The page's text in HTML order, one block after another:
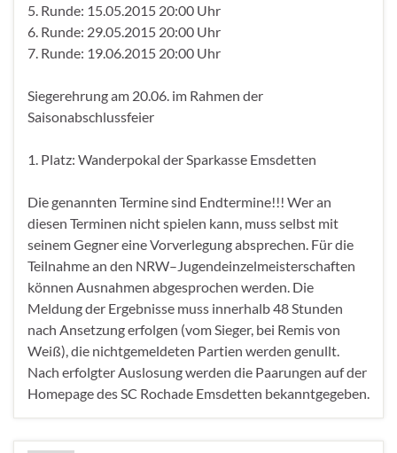
5. Runde: 15.05.2015 20:00 Uhr
6. Runde: 29.05.2015 20:00 Uhr
7. Runde: 19.06.2015 20:00 Uhr
Siegerehrung am 20.06. im Rahmen der
Saisonabschlussfeier
1. Platz: Wanderpokal der Sparkasse Emsdetten
Die genannten Termine sind Endtermine!!! Wer an
diesen Terminen nicht spielen kann, muss selbst mit
seinem Gegner eine Vorverlegung absprechen. Für die
Teilnahme an den NRW–Jugendeinzelmeisterschaften
können Ausnahmen abgesprochen werden. Die
Meldung der Ergebnisse muss innerhalb 48 Stunden
nach Ansetzung erfolgen (vom Sieger, bei Remis von
Weiß), die nichtgemeldeten Partien werden genullt.
Nach erfolgter Auslosung werden die Paarungen auf der
Homepage des SC Rochade Emsdetten bekanntgegeben.